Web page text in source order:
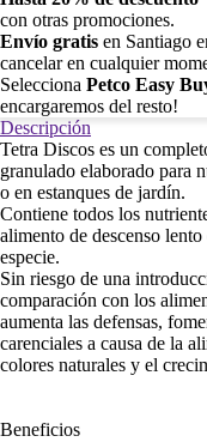
con otras promociones.
Envío gratis en Santiago
cancelar en cualquier
Selecciona Petco Easy
encargaremos del resto!
Descripción
Tetra Discos es un
granulado elaborado para
o en estanques de jardín.
Contiene todos los
alimento de descenso
especie.
Sin riesgo de una
comparación con los
aumenta las defensas,
carenciales a causa de la
colores naturales y el
Beneficios